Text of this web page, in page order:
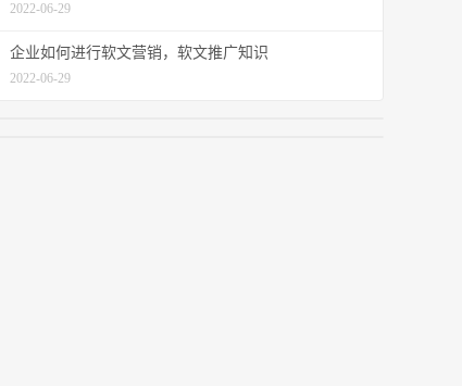
2022-06-29
企业如何进行软文营销，软文推广知识
2022-06-29